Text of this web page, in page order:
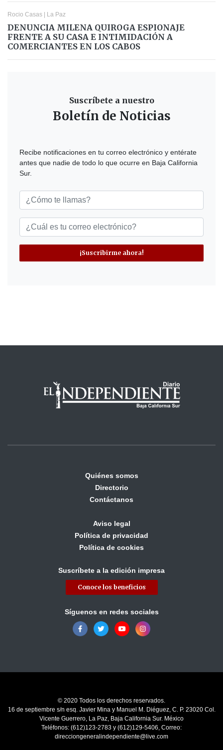
Rocio Casas | La Paz
DENUNCIA MILENA QUIROGA ESPIONAJE
FRENTE A SU CASA E INTIMIDACIÓN A
COMERCIANTES EN LOS CABOS
Suscríbete a nuestro
Boletín de Noticias
Recibe notificaciones en tu correo electrónico y entérate
antes que nadie de todo lo que ocurre en Baja California
Sur.
¡Suscribirme ahora!
Quiénes somos
Directorio
Contáctanos
Aviso legal
Política de privacidad
Política de cookies
Suscríbete a la edición impresa
Conoce los beneficios
Síguenos en redes sociales
© 2020 Todos los derechos reservados.
16 de septiembre s/n esq. Javier Mina y Manuel M. Diéguez, C. P. 23020 Col.
Vicente Guerrero, La Paz, Baja California Sur. México
Teléfonos: (612)123-2783 y (612)129-5406, Correo:
direcciongeneralindependiente@live.com